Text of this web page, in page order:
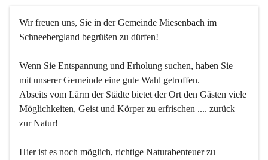
Wir freuen uns, Sie in der Gemeinde Miesenbach im
Schneebergland begrüßen zu dürfen!
Wenn Sie Entspannung und Erholung suchen, haben Sie
mit unserer Gemeinde eine gute Wahl getroffen.
Abseits vom Lärm der Städte bietet der Ort den Gästen viele
Möglichkeiten, Geist und Körper zu erfrischen .... zurück
zur Natur!
Hier ist es noch möglich, richtige Naturabenteuer zu